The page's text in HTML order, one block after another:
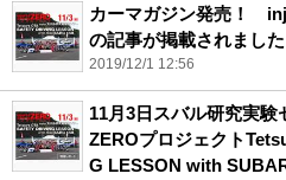
カーマガジン発売！
の記事が掲載されました
2019/12/1 12:56
11月3日スバル研究実
ZEROプロジェクト
G LESSON with